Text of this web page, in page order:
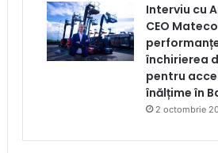
Interviu cu
CEO
închirierea
pentru
înălțime în
2 octombrie